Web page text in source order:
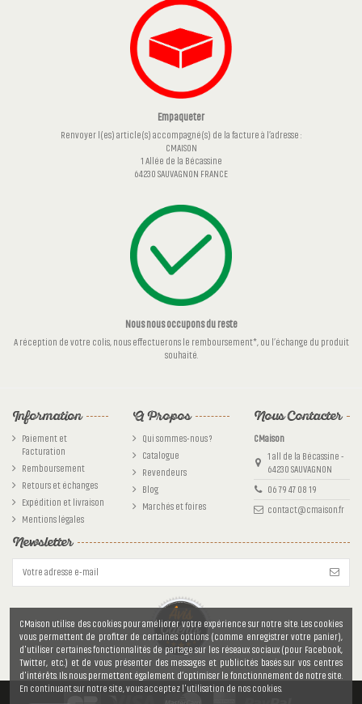
Empaqueter
Renvoyer l(es) article(s) accompagné(s) de la facture à l’adresse :
CMAISON
1 Allée de la Bécassine
64230 SAUVAGNON FRANCE
Nous nous occupons du reste
A réception de votre colis, nous effectuerons le remboursement*, ou l’échange du produit
souhaité.
Information
Paiement et
Facturation
Remboursement
Retours et échanges
Expédition et livraison
Mentions légales
A Propos
Qui sommes-nous ?
Catalogue
Revendeurs
Blog
Marchés et foires
Nous Contacter
CMaison
1 all de la Bécassine -
64230 SAUVAGNON
06 79 47 08 19
contact@cmaison.fr
Newsletter
CMaison utilise des cookies pour améliorer votre expérience sur notre site. Les cookies
vous permettent de profiter de certaines options (comme enregistrer votre panier),
d'utiliser certaines fonctionnalités de partage sur les réseaux sociaux (pour Facebook,
Twitter, etc.) et de vous présenter des messages et publicités basés sur vos centres
d'intérêts. Ils nous permettent également d’optimiser le fonctionnement de notre site.
En continuant sur notre site, vous acceptez l'utilisation de nos cookies.